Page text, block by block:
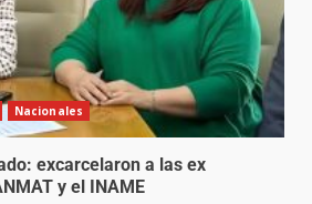
Nacionales
excarcelaron a las ex
y el INAME